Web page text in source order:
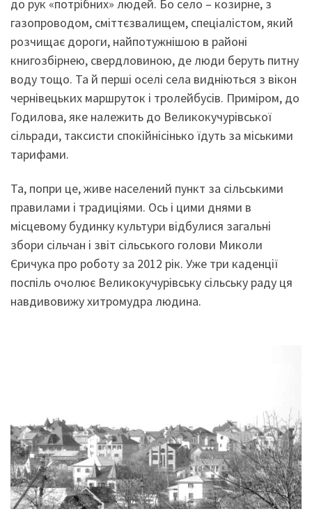
до рук «потрібних» людей. Бо село – козирне, з
газопроводом, сміттєзвалищем, спеціалістом, який
розчищає дороги, найпотужнішою в районі
книгозбірнею, свердловиною, де люди беруть питну
воду тощо. Та й перші оселі села видніються з вікон
чернівецьких маршруток і тролейбусів. Приміром, до
Годилова, яке належить до Великокучурівської
сільради, таксисти спокійнісінько їдуть за міськими
тарифами.
Та, попри це, живе населений пункт за сільськими
правилами і традиціями. Ось і цими днями в
місцевому будинку культури відбулися загальні
збори сільчан і звіт сільського голови Миколи
Єричука про роботу за 2012 рік. Уже три каденції
поспіль очолює Великокучурівську сільську раду ця
навдивовижу хитромудра людина.